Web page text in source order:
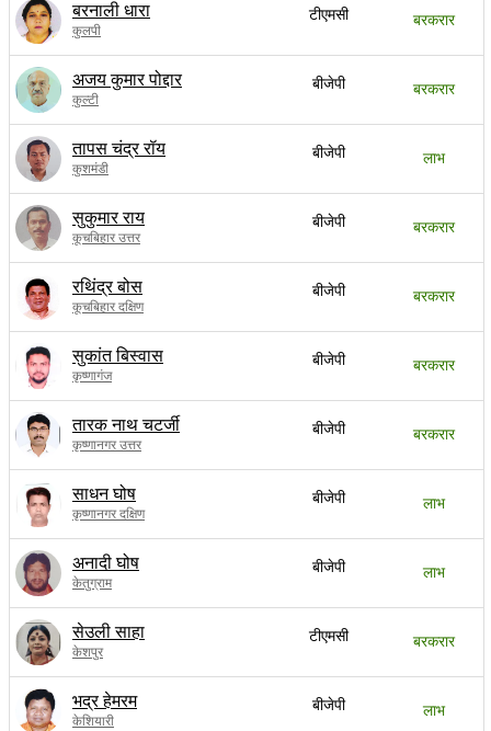
बरनाली धारा
कुलपी
टीएमसी बरकरार
अजय कुमार पोद्दार
कुल्टी
बीजेपी बरकरार
तापस चंद्र रॉय
कुशमंडी
बीजेपी लाभ
सुकुमार राय
कूचबिहार उत्तर
बीजेपी बरकरार
रथिंद्र बोस
कूचबिहार दक्षिण
बीजेपी बरकरार
सुकांत बिस्वास
कृष्णागंज
बीजेपी बरकरार
तारक नाथ चटर्जी
कृष्णानगर उत्तर
बीजेपी बरकरार
साधन घोष
कृष्णानगर दक्षिण
बीजेपी लाभ
अनादी घोष
केतुग्राम
बीजेपी लाभ
सेउली साहा
केशपुर
टीएमसी बरकरार
भद्र हेमरम
केशियारी
बीजेपी लाभ